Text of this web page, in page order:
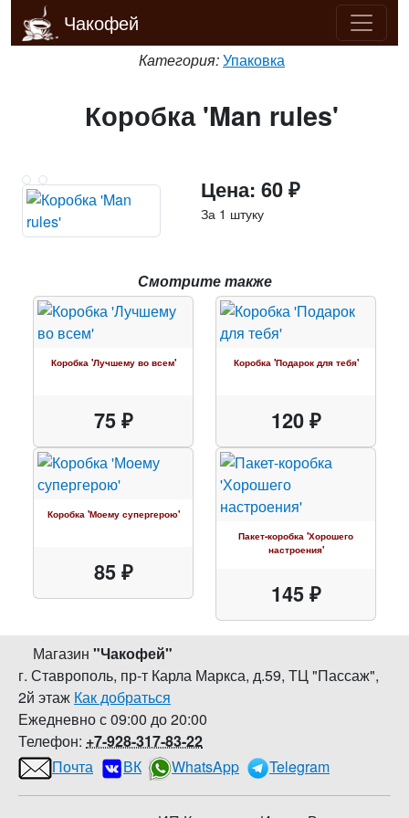
Чакофей
Категория:Упаковка
Коробка 'Man rules'
Цена: 60 ₽
За 1 штуку
Смотрите также
Коробка 'Лучшему во всем'
75 ₽
Коробка 'Подарок для тебя'
120 ₽
Коробка 'Моему супергерою'
85 ₽
Пакет-коробка 'Хорошего
настроения'
145 ₽
Магазин "Чакофей"
г. Ставрополь, пр-т Карла Маркса, д.59, ТЦ "Пассаж",
2й этаж Как добраться
Ежедневно с 09:00 до 20:00
Телефон: +7-928-317-83-22
Почта
ВК WhatsApp Telegram